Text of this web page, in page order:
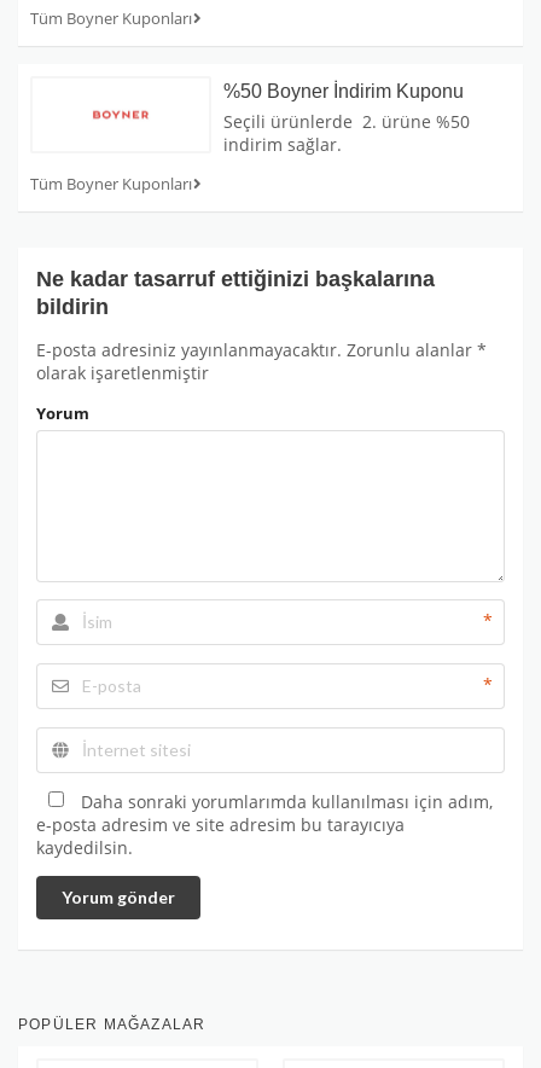
Tüm Boyner Kuponları
Tüm Boyner Kuponları
%50 Boyner İndirim Kuponu
Seçili ürünlerde 2. ürüne %50
indirim sağlar.
Ne kadar tasarruf ettiğinizi başkalarına
bildirin
E-posta adresiniz yayınlanmayacaktır. Zorunlu alanlar *
olarak işaretlenmiştir
Yorum
*
*
Daha sonraki yorumlarımda kullanılması için adım,
e-posta adresim ve site adresim bu tarayıcıya
kaydedilsin.
Yorum gönder
POPÜLER MAĞAZALAR